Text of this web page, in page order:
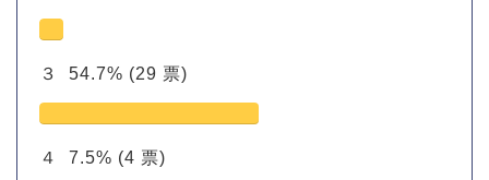
３ 54.7% (29 票)
４ 7.5% (4 票)